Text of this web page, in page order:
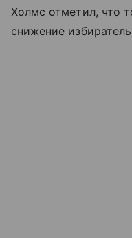
Холмс отметил, что
снижение